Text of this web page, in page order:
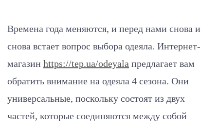
Времена года меняются, и перед нами снова и
снова встает вопрос выбора одеяла. Интернет-
магазин https://tep.ua/odeyala предлагает вам
обратить внимание на одеяла 4 сезона. Они
универсальные, поскольку состоят из двух
частей, которые соединяются между собой